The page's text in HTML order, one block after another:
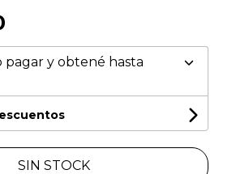
pagar y obtené hasta
SIN STOCK